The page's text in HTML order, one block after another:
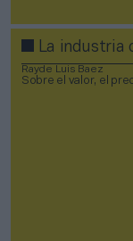
La industria
Rayde Luis Baez
Sobre el valor, el